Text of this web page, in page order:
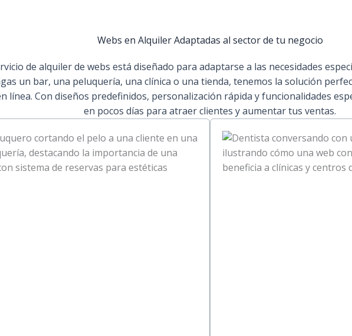
Webs en Alquiler Adaptadas al sector de tu negocio
de alquiler de webs está diseñado para adaptarse a las necesidades
un bar, una peluquería, una clínica o una tienda, tenemos la solución
línea. Con diseños predefinidos, personalización rápida y funcionalidades
en pocos días para atraer clientes y aumentar tus ventas.